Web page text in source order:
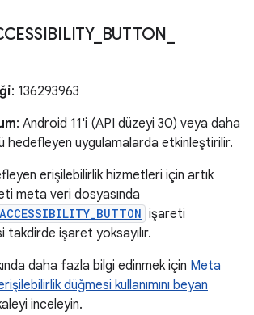
_ BUTTON
: 136293963
: Android 11'i (API düzeyi 30) veya daha
hedefleyen uygulamalarda etkinleştirilir.
erişilebilirlik hizmetleri için artık
meta veri dosyasında
işareti
takdirde işaret yoksayılır.
daha fazla bilgi edinmek için Meta
düğmesi kullanımını beyan
inceleyin.